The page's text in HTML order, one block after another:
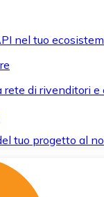
nel tuo
di rivenditori
tuo progetto al